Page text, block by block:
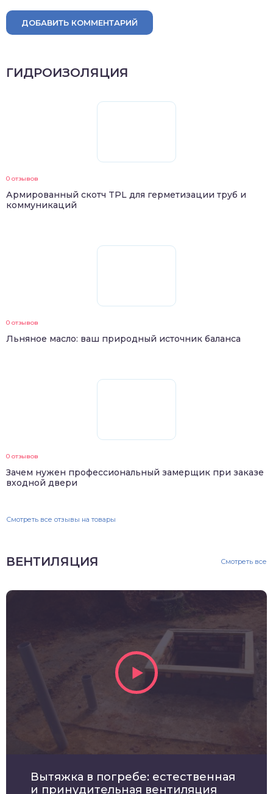
ДОБАВИТЬ КОММЕНТАРИЙ
ГИДРОИЗОЛЯЦИЯ
0 отзывов
Армированный скотч TPL для герметизации труб и
коммуникаций
0 отзывов
Льняное масло: ваш природный источник баланса
0 отзывов
Зачем нужен профессиональный замерщик при заказе
входной двери
Смотреть все отзывы на товары
ВЕНТИЛЯЦИЯ Смотреть все
Вытяжка в погребе: естественная
и принудительная вентиляция